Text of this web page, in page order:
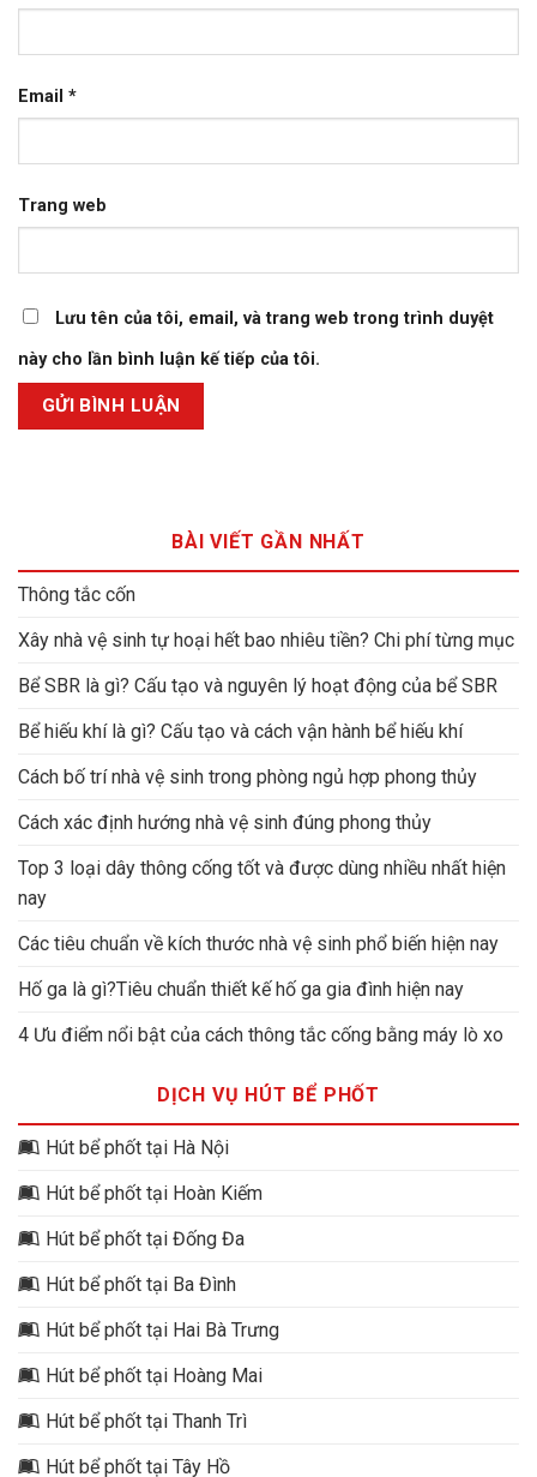
Email *
Trang web
Lưu tên của tôi, email, và trang web trong trình duyệt
này cho lần bình luận kế tiếp của tôi.
BÀI VIẾT GẦN NHẤT
Thông tắc cốn
Xây nhà vệ sinh tự hoại hết bao nhiêu tiền? Chi phí từng mục
Bể SBR là gì? Cấu tạo và nguyên lý hoạt động của bể SBR
Bể hiếu khí là gì? Cấu tạo và cách vận hành bể hiếu khí
Cách bố trí nhà vệ sinh trong phòng ngủ hợp phong thủy
Cách xác định hướng nhà vệ sinh đúng phong thủy
Top 3 loại dây thông cống tốt và được dùng nhiều nhất hiện
nay
Các tiêu chuẩn về kích thước nhà vệ sinh phổ biến hiện nay
Hố ga là gì?Tiêu chuẩn thiết kế hố ga gia đình hiện nay
4 Ưu điểm nổi bật của cách thông tắc cống bằng máy lò xo
DỊCH VỤ HÚT BỂ PHỐT
Hút bể phốt tại Hà Nội
Hút bể phốt tại Hoàn Kiếm
Hút bể phốt tại Đống Đa
Hút bể phốt tại Ba Đình
Hút bể phốt tại Hai Bà Trưng
Hút bể phốt tại Hoàng Mai
Hút bể phốt tại Thanh Trì
Hút bể phốt tại Tây Hồ